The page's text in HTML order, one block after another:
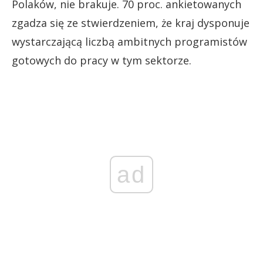
Polaków, nie brakuje. 70 proc. ankietowanych
zgadza się ze stwierdzeniem, że kraj dysponuje
wystarczającą liczbą ambitnych programistów
gotowych do pracy w tym sektorze.
ad